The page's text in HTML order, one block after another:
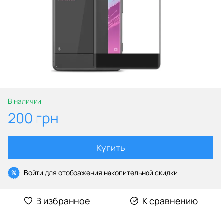
В наличии
200 грн
Купить
% Войти для отображения накопительной скидки
В избранное К сравнению